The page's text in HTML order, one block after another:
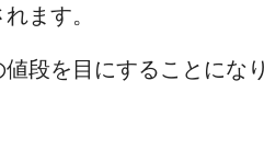
ます。
段を目にすることにな